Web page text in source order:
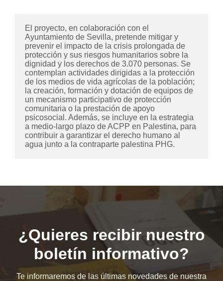
El proyecto, en colaboración con el
Ayuntamiento de Sevilla, pretende mitigar y
prevenir el impacto de la crisis prolongada de
protección y sus riesgos humanitarios sobre la
dignidad y los derechos de 3.070 personas. Se
contemplan actividades dirigidas a la protección
de los medios de vida agrícolas de la población;
la creación, formación y dotación de equipos de
un mecanismo participativo de protección
comunitaria o la prestación de apoyo
psicosocial. Además, se incluye en la estrategia
a medio-largo plazo de ACPP en Palestina, para
contribuir a garantizar el derecho humano al
agua junto a la contraparte palestina PHG.
¿Quieres recibir nuestro
boletín informativo?
Te informaremos de las últimas novedades de nuestra